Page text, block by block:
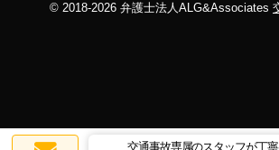
交通事故専属のスタッフが丁
© 2018-2026 弁護士法人ALG&Associates